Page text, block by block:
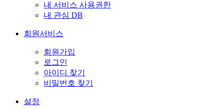
내 서비스 사용권한
내 관심 DB
회원서비스
회원가입
로그인
아이디 찾기
비밀번호 찾기
설정